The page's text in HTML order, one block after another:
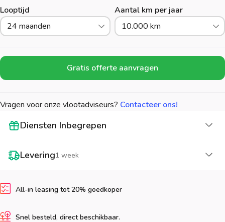
Looptijd
24 maanden
Aantal km per jaar
10.000 km
Gratis offerte aanvragen
Vragen voor onze vlootadviseurs? Contacteer ons!
Diensten Inbegrepen
Levering1 week
All-in leasing tot 20% goedkoper
Snel besteld, direct beschikbaar.